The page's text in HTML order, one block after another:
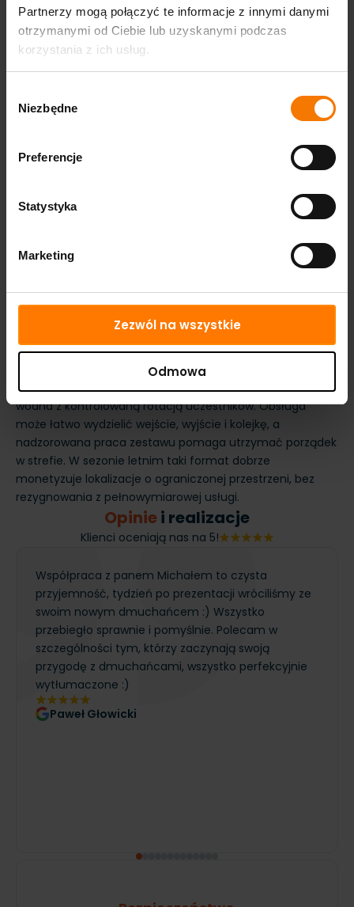
Partnerzy mogą połączyć te informacje z innymi danymi
otrzymanymi od Ciebie lub uzyskanymi podczas
korzystania z ich usług.
zgody
Niezbędne
Preferencje
Statystyka
Marketing
Zezwól na wszystkie
Odmowa
Zastosowanie
Najlepsze zastosowanie to festyny rodzinne, pikniki
szkolne, eventy promocyjne, place miejskie i sezonowe
strefy rekreacyjne, gdzie potrzebna jest czytelna atrakcja
wodna z kontrolowaną rotacją uczestników. Obsługa
może łatwo wydzielić wejście, wyjście i kolejkę, a
nadzorowana praca zestawu pomaga utrzymać porządek
w strefie. W sezonie letnim taki format dobrze
monetyzuje lokalizacje o ograniczonej przestrzeni, bez
rezygnowania z pełnowymiarowej usługi.
Opiniei realizacje
Klienci oceniają nas na 5!
Współpraca z panem Michałem to czysta
przyjemność, tydzień po prezentacji wróciliśmy ze
swoim nowym dmuchańcem :) Wszystko
przebiegło sprawnie i pomyślnie. Polecam w
szczególności tym, którzy zaczynają swoją
przygodę z dmuchańcami, wszystko perfekcyjnie
wytłumaczone :)
Paweł Głowicki